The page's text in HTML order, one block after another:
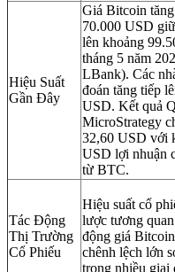
Hiệu Suất
Gần Đây
Giá Bitcoin
70.000 USD
lên khoảng
tháng 5 năm
LBank). Các
đoán tăng tiếp
USD. Kết quả
MicroStrategy
32,60 USD với
USD lợi nhuận
từ BTC.
Tác Động
Thị Trường
Cổ Phiếu
Hiệu suất cổ
lược tương
động giá
chênh lệch lớn
trong nhiều giai